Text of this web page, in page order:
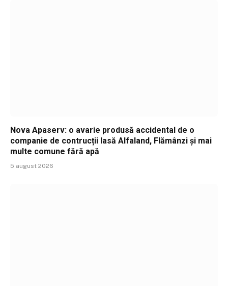
Nova Apaserv: o avarie produsă accidental de o
companie de contrucții lasă Alfaland, Flămânzi și mai
multe comune fără apă
5 august 2026